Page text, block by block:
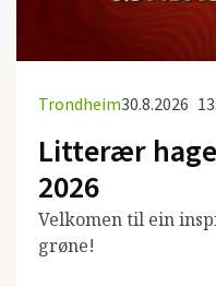
Trondheim30.8.2026
Litterær
2026
Velkomen til ein
grøne!